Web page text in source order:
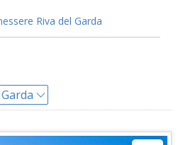
Riva del Garda